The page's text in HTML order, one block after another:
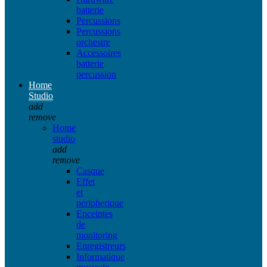
batterie
Percussions
Percussions
orchestre
Accessoires
batterie
percussion
Home
Studio
add
remove
Home
studio
add
remove
Casque
Effet
et
peripherique
Enceintes
de
monitoring
Enregistreurs
Informatique